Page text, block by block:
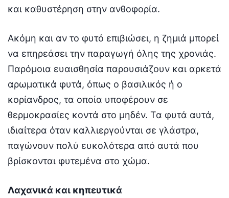
και καθυστέρηση στην ανθοφορία.
Ακόμη και αν το φυτό επιβιώσει, η ζημιά μπορεί
να επηρεάσει την παραγωγή όλης της χρονιάς.
Παρόμοια ευαισθησία παρουσιάζουν και αρκετά
αρωματικά φυτά, όπως ο βασιλικός ή ο
κορίανδρος, τα οποία υποφέρουν σε
θερμοκρασίες κοντά στο μηδέν. Τα φυτά αυτά,
ιδιαίτερα όταν καλλιεργούνται σε γλάστρα,
παγώνουν πολύ ευκολότερα από αυτά που
βρίσκονται φυτεμένα στο χώμα.
Λαχανικά και κηπευτικά